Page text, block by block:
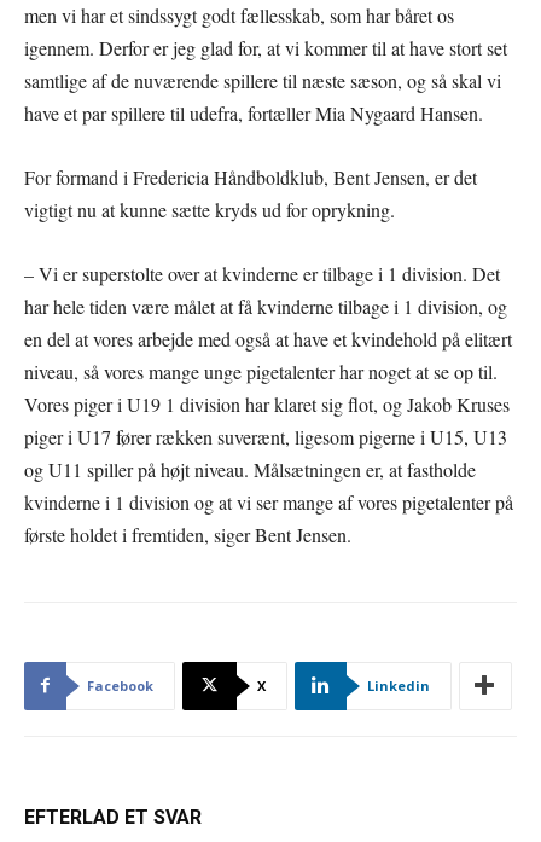
men vi har et sindssygt godt fællesskab, som har båret os
igennem. Derfor er jeg glad for, at vi kommer til at have stort set
samtlige af de nuværende spillere til næste sæson, og så skal vi
have et par spillere til udefra, fortæller Mia Nygaard Hansen.
For formand i Fredericia Håndboldklub, Bent Jensen, er det
vigtigt nu at kunne sætte kryds ud for oprykning.
– Vi er superstolte over at kvinderne er tilbage i 1 division. Det
har hele tiden være målet at få kvinderne tilbage i 1 division, og
en del at vores arbejde med også at have et kvindehold på elitært
niveau, så vores mange unge pigetalenter har noget at se op til.
Vores piger i U19 1 division har klaret sig flot, og Jakob Kruses
piger i U17 fører rækken suverænt, ligesom pigerne i U15, U13
og U11 spiller på højt niveau. Målsætningen er, at fastholde
kvinderne i 1 division og at vi ser mange af vores pigetalenter på
første holdet i fremtiden, siger Bent Jensen.
Facebook X Linkedin
EFTERLAD ET SVAR